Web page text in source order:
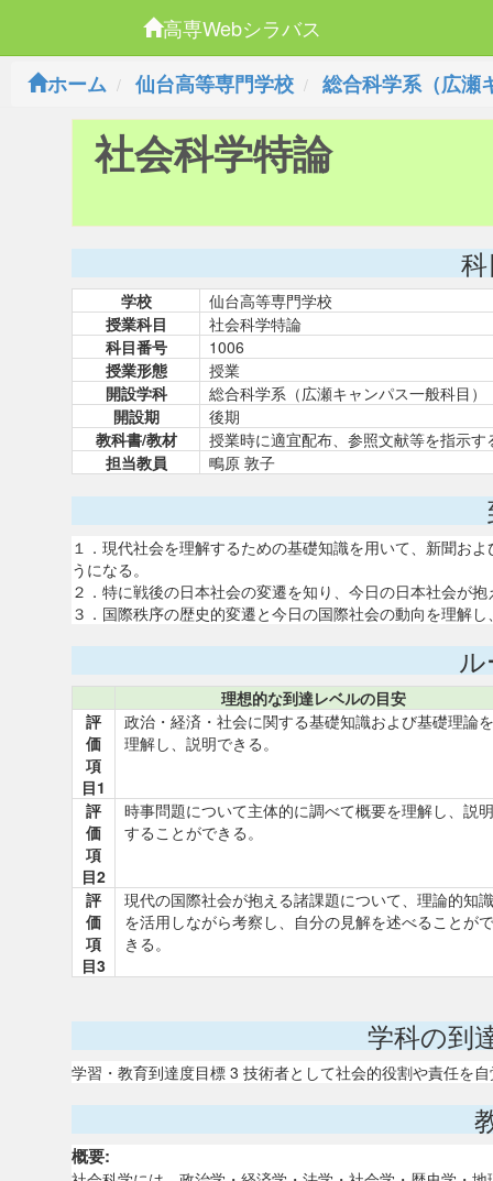
高専Webシラバス
ホーム
仙台高等専門学校 総合科学系（広瀬
社会科学特論
学校
仙台高等専門学校
授業科目
社会科学特論
科目番号
1006
授業形態
授業
開設学科
総合科学系（広瀬キャンパス一般科目）
開設期
後期
教科書/教材
授業時に適宜配布、参照文献等を指示す
担当教員
鴫原 敦子
１．現代社会を理解するための基礎知識を用いて、新聞お
うになる。
２．特に戦後の日本社会の変遷を知り、今日の日本社会が
３．国際秩序の歴史的変遷と今日の国際社会の動向を理解
理想的な到達レベルの目安
評
価
項
目1
政治・経済・社会に関する基礎知識および基礎理論を
理解し、説明できる。
評
価
項
目2
時事問題について主体的に調べて概要を理解し、説明
することができる。
評
価
項
目3
現代の国際社会が抱える諸課題について、理論的知識
を活用しながら考察し、自分の見解を述べることがで
きる。
学科の到
学習・教育到達度目標 3 技術者として社会的役割や責任を
概要: